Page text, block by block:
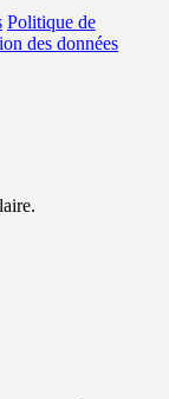
Politique de
des données